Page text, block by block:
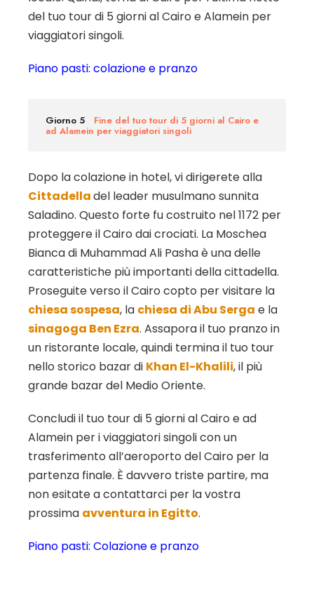
del tuo tour di 5 giorni al Cairo e Alamein per
viaggiatori singoli.
Piano pasti: colazione e pranzo
Giorno 5 Fine del tuo tour di 5 giorni al Cairo e
ad Alamein per viaggiatori singoli
Dopo la colazione in hotel, vi dirigerete alla
Cittadelladel leader musulmano sunnita
Saladino. Questo forte fu costruito nel 1172 per
proteggere il Cairo dai crociati. La Moschea
Bianca di Muhammad Ali Pasha è una delle
caratteristiche più importanti della cittadella.
Proseguite verso il Cairo copto per visitare la
chiesa sospesa, la chiesa di Abu Serga e la
sinagoga Ben Ezra. Assapora il tuo pranzo in
un ristorante locale, quindi termina il tuo tour
nello storico bazar di Khan El-Khalili, il più
grande bazar del Medio Oriente.
Concludi il tuo tour di 5 giorni al Cairo e ad
Alamein per i viaggiatori singoli con un
trasferimento all’aeroporto del Cairo per la
partenza finale. È davvero triste partire, ma
non esitate a contattarci per la vostra
prossima avventura in Egitto.
Piano pasti: Colazione e pranzo